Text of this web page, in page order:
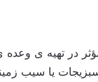
مؤثر در تهیه ی
یا سیب